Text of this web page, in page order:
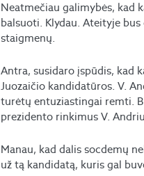
Neatmečiau galimybės, kad
balsuoti. Klydau. Ateityje
staigmenų.
Antra, susidaro įspūdis, kad
Juozaičio kandidatūros. V.
turėtų entuziastingai remti.
prezidento rinkimus V.
Manau, kad dalis socdemų
už tą kandidatą, kuris gal